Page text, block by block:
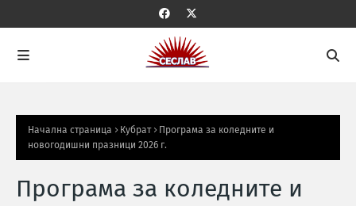
Начална страница Кубрат
Програма за коледните и
новогодишни празници 2026 г.
Програма за коледните и